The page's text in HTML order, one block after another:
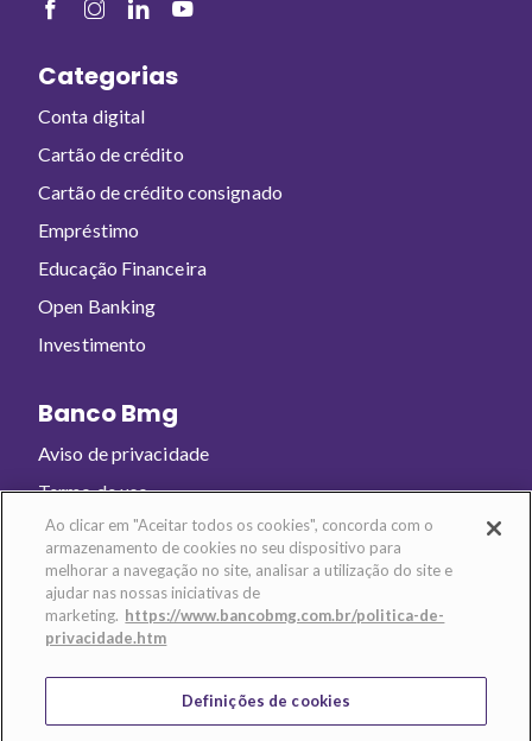
Categorias
Conta digital
Cartão de crédito
Cartão de crédito consignado
Empréstimo
Educação Financeira
Open Banking
Investimento
Banco Bmg
Aviso de privacidade
Termo de uso
Baixe o app e abra sua conta!
Ao clicar em "Aceitar todos os cookies", concorda com o
armazenamento de cookies no seu dispositivo para
melhorar a navegação no site, analisar a utilização do site e
ajudar nas nossas iniciativas de
marketing. https://www.bancobmg.com.br/politica-de-
privacidade.htm
Definições de cookies